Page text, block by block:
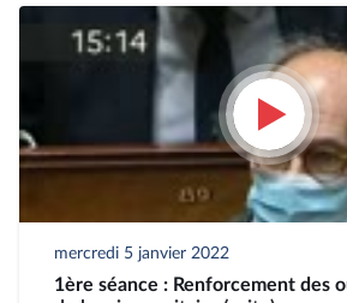
mercredi 5 janvier 2022
1ère séance : Renforcement des